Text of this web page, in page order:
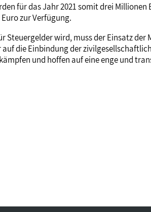
für das Jahr 2021 somit drei
zur Verfügung.
Steuergelder wird, muss der Einsatz
auf die Einbindung der
und hoffen auf eine enge und